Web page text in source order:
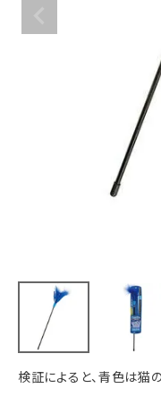
検証によると、青色は猫